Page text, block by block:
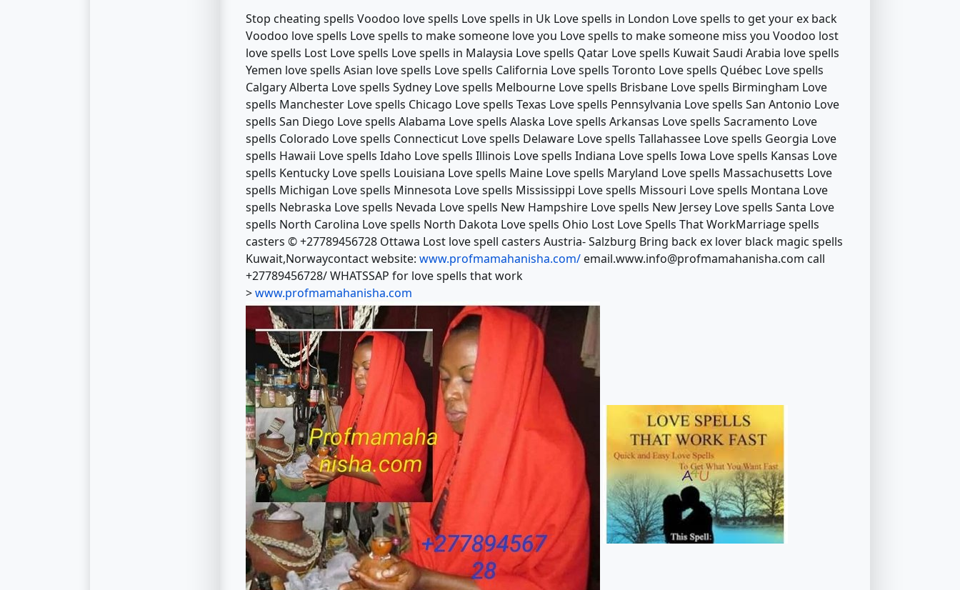
Stop cheating spells Voodoo love spells Love spells in Uk Love spells in London Love spells to get your ex back
Voodoo love spells Love spells to make someone love you Love spells to make someone miss you Voodoo lost
love spells Lost Love spells Love spells in Malaysia Love spells Qatar Love spells Kuwait Saudi Arabia love spells
Yemen love spells Asian love spells Love spells California Love spells Toronto Love spells Québec Love spells
Calgary Alberta Love spells Sydney Love spells Melbourne Love spells Brisbane Love spells Birmingham Love
spells Manchester Love spells Chicago Love spells Texas Love spells Pennsylvania Love spells San Antonio Love
spells San Diego Love spells Alabama Love spells Alaska Love spells Arkansas Love spells Sacramento Love
spells Colorado Love spells Connecticut Love spells Delaware Love spells Tallahassee Love spells Georgia Love
spells Hawaii Love spells Idaho Love spells Illinois Love spells Indiana Love spells Iowa Love spells Kansas Love
spells Kentucky Love spells Louisiana Love spells Maine Love spells Maryland Love spells Massachusetts Love
spells Michigan Love spells Minnesota Love spells Mississippi Love spells Missouri Love spells Montana Love
spells Nebraska Love spells Nevada Love spells New Hampshire Love spells New Jersey Love spells Santa Love
spells North Carolina Love spells North Dakota Love spells Ohio Lost Love Spells That WorkMarriage spells
casters © +27789456728 Ottawa Lost love spell casters Austria- Salzburg Bring back ex lover black magic spells
Kuwait,Norwaycontact website: www.profmamahanisha.com/email.www.info@profmamahanisha.com call
+27789456728/ WHATSSAP for love spells that work
>www.profmamahanisha.com